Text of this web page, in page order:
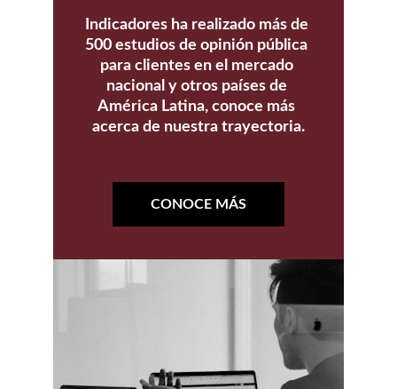
Indicadores ha realizado más de
500 estudios de opinión pública
para clientes en el mercado
nacional y otros países de
América Latina, conoce más
acerca de nuestra trayectoria.
CONOCE MÁS